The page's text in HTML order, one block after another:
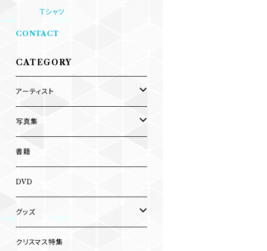
Tシャツ
CONTACT
CATEGORY
アーティスト
内海利勝
南博
ASA-CHANG
Jun Kawabata
Mooney
写真集
Jun Kawabata
旅の記憶
書籍
DVD
グッズ
Tシャツ
クリスマス特集